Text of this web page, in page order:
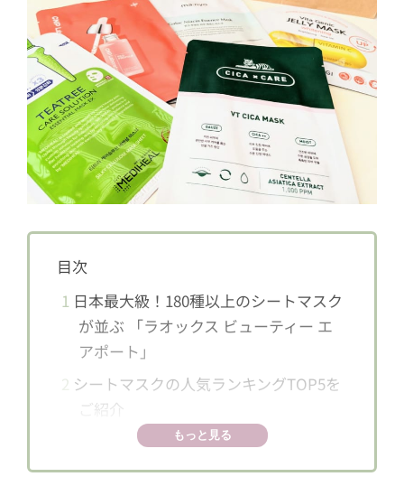
目次
1 日本最大級！180種以上のシートマスク
が並ぶ 「ラオックス ビューティー エ
アポート」
2 シートマスクの人気ランキングTOP5を
ご紹介
第5位 BANOBAGI＜バノバギ＞ ビタ
ジェニック ゼリーマスク ホワイトニン
もっと見る